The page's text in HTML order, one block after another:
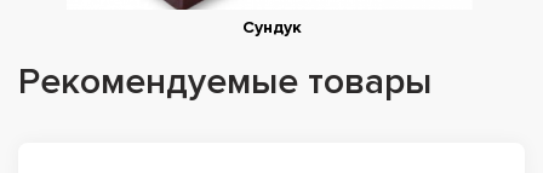
Сундук
Рекомендуемые товары